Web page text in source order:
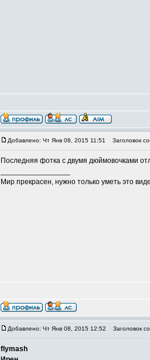
Добавлено: Чт Янв 08, 2015 11:51 Заголовок
Последняя фотка с двумя дюймовочками
Мир прекрасен, нужно только уметь это
Добавлено: Чт Янв 08, 2015 12:52 Заголовок
flymash